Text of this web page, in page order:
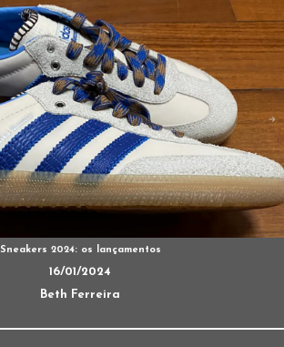
Sneakers 2024: os lançamentos
16/01/2024
Beth Ferreira